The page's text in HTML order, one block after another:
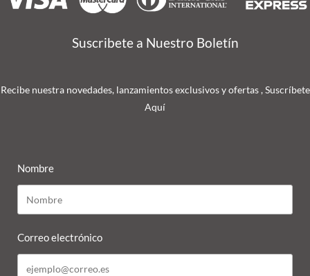
Suscribete a Nuestro Boletín
Recibe nuestra novedades, lanzamientos exclusivos y ofertas , Suscríbete
Aquí
Nombre
Correo electrónico